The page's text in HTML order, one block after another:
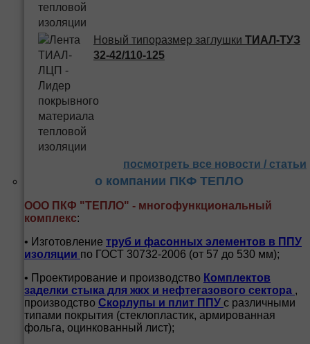
Новый типоразмер заглушки ТИАЛ-ТУЗ
32-42/110-125
посмотреть все новости / статьи
о компании ПКФ ТЕПЛО
ООО ПКФ "ТЕПЛО" - многофункциональный
комплекс:
• Изготовление труб и фасонных элементов в ППУ
изоляции по ГОСТ 30732-2006 (от 57 до 530 мм);
• Проектирование и производство Комплектов
заделки стыка для жкх и нефтегазового сектора ,
производство Скорлупы и плит ППУ с различными
типами покрытия (стеклопластик, армированная
фольга, оцинкованный лист);